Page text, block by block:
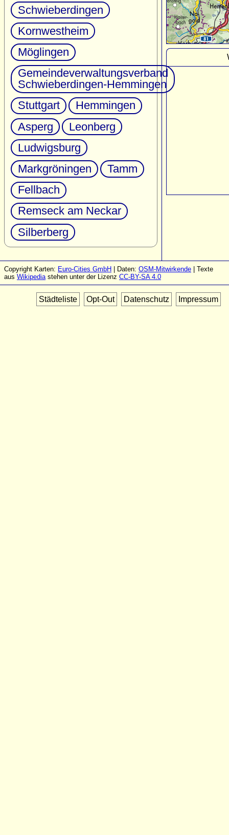
Schwieberdingen
Kornwestheim
Möglingen
Gemeindeverwaltungsverband
Schwieberdingen-Hemmingen
Stuttgart
Hemmingen
Asperg
Leonberg
Ludwigsburg
Markgröningen
Tamm
Fellbach
Remseck am Neckar
Silberberg
Copyright Karten: Euro-Cities GmbH | Daten: OSM-Mitwirkende | Texte
aus Wikipediastehen unter der Lizenz CC-BY-SA 4.0
Städteliste Opt-Out Datenschutz Impressum